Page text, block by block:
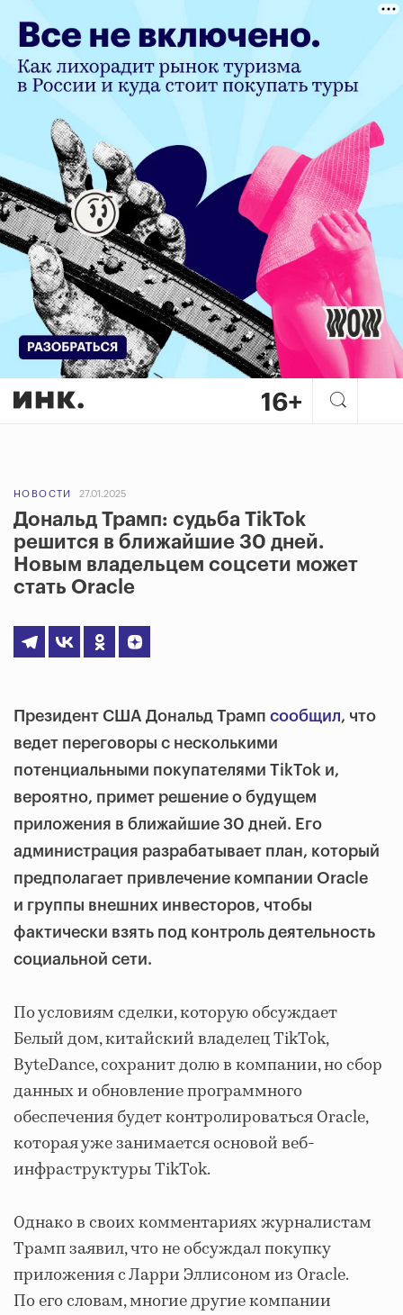
НОВОСТИ 27.01.2025
Дональд Трамп: судьба TikTok
решится в ближайшие 30 дней.
Новым владельцем соцсети может
стать Oracle
Президент США Дональд Трамп сообщил, что
ведет переговоры с несколькими
потенциальными покупателями TikTok и,
вероятно, примет решение о будущем
приложения в ближайшие 30 дней. Его
администрация разрабатывает план, который
предполагает привлечение компании Oracle
и группы внешних инвесторов, чтобы
фактически взять под контроль деятельность
социальной сети.
По условиям сделки, которую обсуждает
Белый дом, китайский владелец TikTok,
ByteDance, сохранит долю в компании, но сбор
данных и обновление программного
обеспечения будет контролироваться Oracle,
которая уже занимается основой веб-
инфраструктуры TikTok.
Однако в своих комментариях журналистам
Трамп заявил, что не обсуждал покупку
приложения с Ларри Эллисоном из Oracle.
По его словам, многие другие компании